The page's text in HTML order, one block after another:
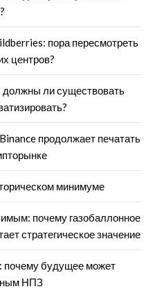
пора пересмотреть
центров?
должны ли существовать
продолжает печатать
минимуме
почему газобаллонное
стратегическое значение
почему будущее может
НПЗ